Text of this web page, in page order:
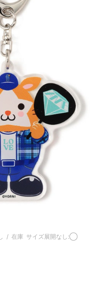
/ 在庫 サイズ展開なし:◯